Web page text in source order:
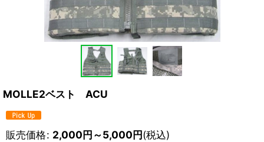
MOLLE2ベスト ACU
販売価格: 2,000円～5,000円(税込)